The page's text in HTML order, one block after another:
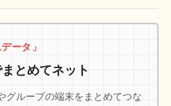
ータ」
とめてネット
グループの端末をまとめてつな